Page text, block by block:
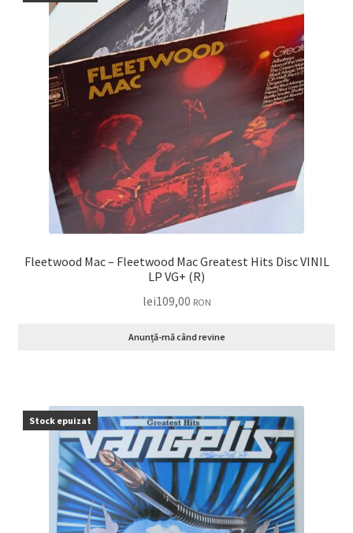
Fleetwood Mac – Fleetwood Mac Greatest Hits Disc VINIL
LP VG+ (R)
lei109,00 RON
Anunță-mă când revine
Stock epuizat